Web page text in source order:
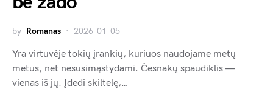
by Romanas 2026-01-05
Yra virtuvėje tokių įrankių, kuriuos naudojame metų
metus, net nesusimąstydami. Česnakų spaudiklis —
vienas iš jų. Įdedi skiltelę,…